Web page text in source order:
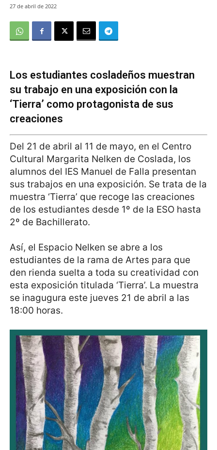
27 de abril de 2022
Los estudiantes cosladeños muestran
su trabajo en una exposición con la
‘Tierra’ como protagonista de sus
creaciones
Del 21 de abril al 11 de mayo, en el Centro
Cultural Margarita Nelken de Coslada, los
alumnos del IES Manuel de Falla presentan
sus trabajos en una exposición. Se trata de la
muestra ‘Tierra’ que recoge las creaciones
de los estudiantes desde 1º de la ESO hasta
2º de Bachillerato.
Así, el Espacio Nelken se abre a los
estudiantes de la rama de Artes para que
den rienda suelta a toda su creatividad con
esta exposición titulada ‘Tierra’. La muestra
se inagugura este jueves 21 de abril a las
18:00 horas.